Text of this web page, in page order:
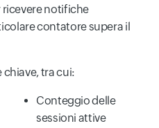
ricevere notifiche
contatore supera il
tra cui:
Conteggio delle
sessioni attive